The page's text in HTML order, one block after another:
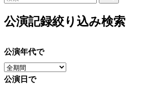
公演記録絞り込み検索
公演年代で
公演日で